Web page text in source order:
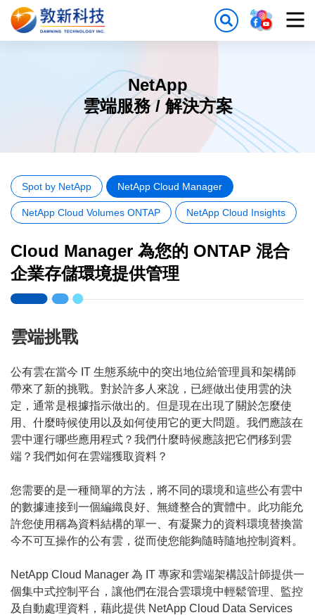
NetApp
雲端服務 / 解決方案
Spot by NetApp NetApp Cloud Manager
NetApp Cloud Volumes ONTAP NetApp Cloud Insights
Cloud Manager 為您的 ONTAP 混合
企業存儲環境提供管理
雲端挑戰
公有雲在當今 IT 生態系統中的突出地位給管理員和架構師
帶來了新的挑戰。對於許多人來說，已經做出使用雲的決
定，通常是根據指示做出的。但是現在出現了關於怎麼使
用、什麼時候使用以及如何使用它的更大問題。我們應該在
雲中運行哪些應用程式？我們什麼時候應該把它們移到雲
端？我們如何在雲端獲取資料？
您需要的是一種簡單的方法，將不同的環境和這些公有雲中
的數據連接到一個編織良好、無縫整合的實體中。此功能允
許您使用稱為資料結構的單一、有凝聚力的資料環境替換當
今不可互操作的公有雲，從而使您能夠隨時隨地控制資料。
NetApp Cloud Manager 為 IT 專家和雲端架構設計師提供一
個集中式控制平台，讓他們在混合雲環境中輕鬆管理、監控
及自動處理資料，藉此提供 NetApp Cloud Data Services